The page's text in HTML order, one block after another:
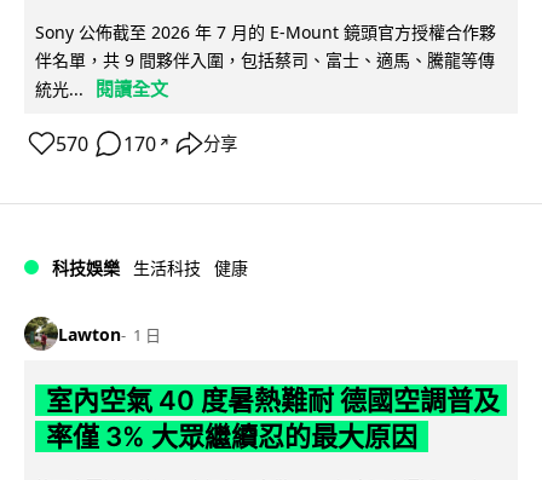
Sony 公佈截至 2026 年 7 月的 E-Mount 鏡頭官方授權合作夥
伴名單，共 9 間夥伴入圍，包括蔡司、富士、適馬、騰龍等傳
統光...
閱讀全文
570 170 ↗ 分享
科技娛樂 生活科技 健康
Lawton 1 日
室內空氣 40 度暑熱難耐 德國空調普及
率僅 3% 大眾繼續忍的最大原因